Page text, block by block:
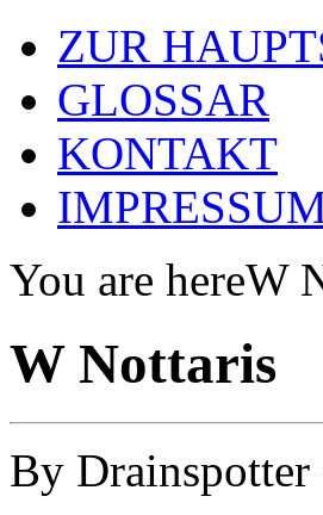
ZUR
GLOSSAR
KONTAKT
You are hereW
W Nottaris
By Drainspotter